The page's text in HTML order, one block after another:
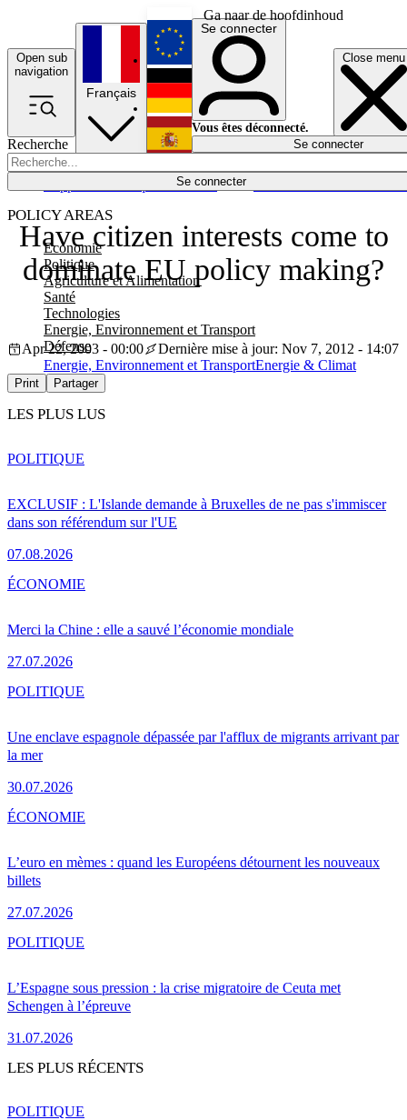
Ga naar de hoofdinhoud
Open sub
navigation
Close menu
Recherche
Se connecter
POLICY AREAS
Economie
Politique
Agriculture et Alimentation
Santé
Technologies
Energie, Environnement et Transport
Défense
Économie
Français
English
Deutsch
Español
Se connecter
Vous êtes déconnecté.
Se connecter
Have citizen interests come to
dominate EU policy making?
Apr 22, 2003 - 00:00
Dernière mise à jour: Nov 7, 2012 - 14:07
Energie, Environnement et TransportEnergie & Climat
Print Partager
LES PLUS LUS
EXCLUSIF : L'Islande demande à Bruxelles de ne pas s'immiscer
dans son référendum sur l'UE
07.08.2026
POLITIQUE
Merci la Chine : elle a sauvé l’économie mondiale
27.07.2026
ÉCONOMIE
Une enclave espagnole dépassée par l'afflux de migrants arrivant par
la mer
30.07.2026
POLITIQUE
L’euro en mèmes : quand les Européens détournent les nouveaux
billets
27.07.2026
ÉCONOMIE
L’Espagne sous pression : la crise migratoire de Ceuta met
Schengen à l’épreuve
31.07.2026
POLITIQUE
LES PLUS RÉCENTS
POLITIQUE